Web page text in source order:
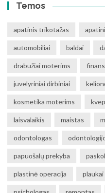
Temos
apatinis trikotažas
automobiliai baldai
drabužiai moterims
juvelyriniai dirbiniai
kosmetika moterims
laisvalaikis maistas
odontologas
papuošalų prekyba
plastinė operacija plaukai